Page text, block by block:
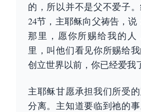
的，所以并不是父不爱子
24节，主耶稣向父祷告，说
那里，愿你所赐给我的人
里，叫他们看见你所赐给
创立世界以前，你已经爱我
主耶稣甘愿承担我们所受
分离。主知道要临到祂的